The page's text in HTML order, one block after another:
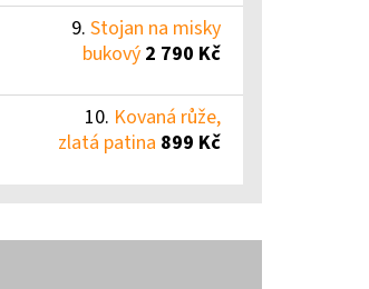
Stojan na misky
bukový 2 790 Kč
Kovaná růže,
zlatá patina 899 Kč